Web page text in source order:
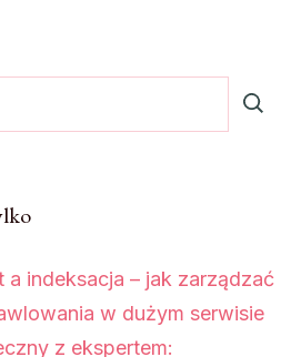
a indeksacja – jak zarządzać
w dużym serwisie
z ekspertem: